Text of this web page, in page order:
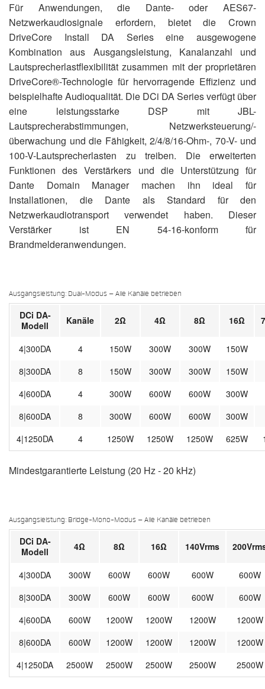
Für Anwendungen, die Dante- oder AES67-
Netzwerkaudiosignale erfordern, bietet die Crown
DriveCore Install DA Series eine ausgewogene
Kombination aus Ausgangsleistung, Kanalanzahl und
Lautsprecherlastflexibilität zusammen mit der proprietären
DriveCore®-Technologie für hervorragende Effizienz und
beispielhafte Audioqualität. Die DCi DA Series verfügt über
eine leistungsstarke DSP mit JBL-
Lautsprecherabstimmungen, Netzwerksteuerung/-
überwachung und die Fähigkeit, 2/4/8/16-Ohm-, 70-V- und
100-V-Lautsprecherlasten zu treiben. Die erweiterten
Funktionen des Verstärkers und die Unterstützung für
Dante Domain Manager machen ihn ideal für
Installationen, die Dante als Standard für den
Netzwerkaudiotransport verwendet haben. Dieser
Verstärker ist EN 54-16-konform für
Brandmelderanwendungen.
Ausgangsleistung: Dual-Modus – Alle Kanäle betrieben
DCi DA-
Modell
Kanäle 2Ω 4Ω 8Ω 16Ω
4|300DA 4 150W 300W 300W 150W
8|300DA
8 150W 300W 300W 150W
4|600DA
4 300W 600W 600W 300W
8|600DA
8 300W 600W 600W 300W
4|1250DA
4 1250W 1250W 1250W 625W
Mindestgarantierte Leistung (20 Hz - 20 kHz)
Ausgangsleistung: Bridge-Mono-Modus – Alle Kanäle betrieben
DCi DA-
Modell
4Ω 8Ω 16Ω 140Vrms
4|300DA 300W 600W 600W 600W
600W
8|300DA
300W 600W 600W 600W
600W
4|600DA
600W 1200W 1200W 1200W
1200W
8|600DA
600W 1200W 1200W 1200W
1200W
4|1250DA
2500W 2500W 2500W 2500W 2500W